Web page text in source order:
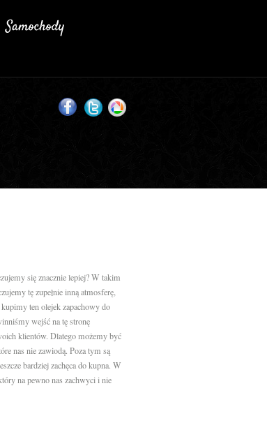
się znacznie lepiej? W takim
tę zupełnie inną atmosferę,
ten olejek zapachowy do
wejść na tę stronę
klientów. Dlatego możemy być
nas nie zawiodą. Poza tym są
bardziej zachęca do kupna. W
na pewno nas zachwyci i nie